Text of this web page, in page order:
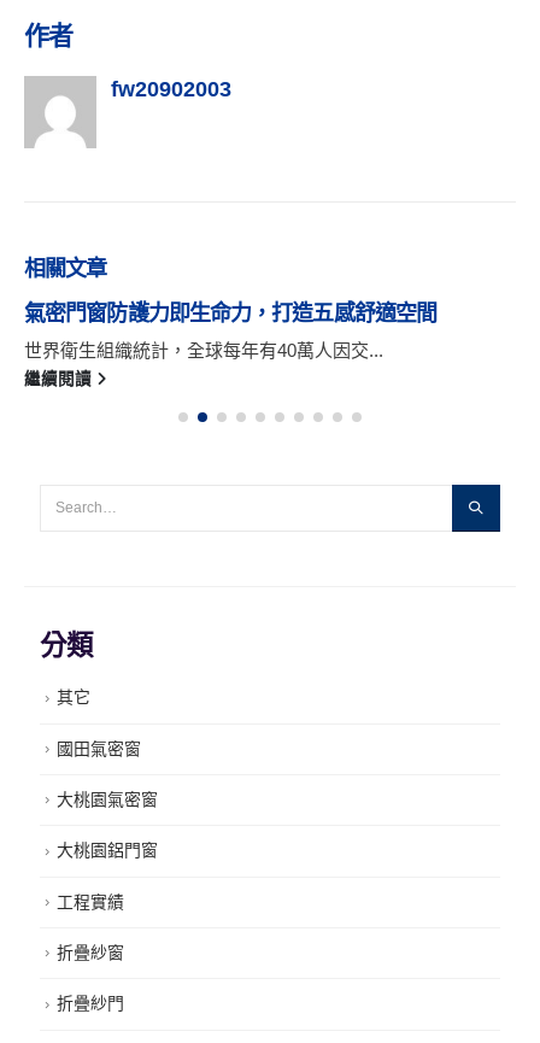
作者
fw20902003
相關文章
氣密門窗防護力即生命力，打造五感舒適空間
世界衛生組織統計，全球每年有40萬人因交...
繼續閱讀
分類
其它
國田氣密窗
大桃園氣密窗
大桃園鋁門窗
工程實績
折疊紗窗
折疊紗門